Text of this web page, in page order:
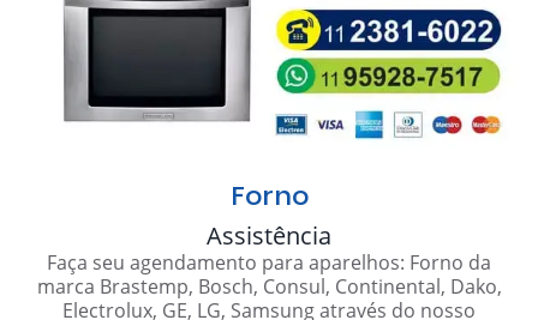
Forno
Assistência
Faça seu agendamento para aparelhos: Forno da
marca Brastemp, Bosch, Consul, Continental, Dako,
Electrolux, GE, LG, Samsung através do nosso